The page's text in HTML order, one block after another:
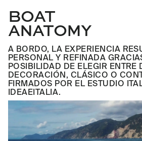
BOAT
ANATOMY
A BORDO, LA EXPERIENCIA
PERSONAL Y REFINADA
POSIBILIDAD DE ELEGIR ENTRE
DECORACIÓN, CLÁSICO O
FIRMADOS POR EL ESTUDIO
IDEAEITALIA.